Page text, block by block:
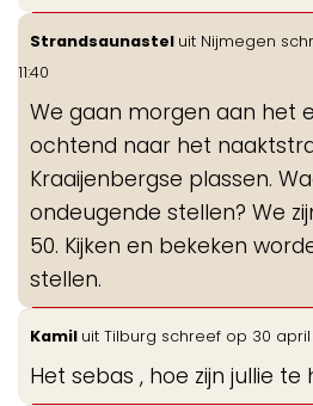
Strandsaunastel uit Nijmegen
11:40
We gaan morgen aan het
ochtend naar het
Kraaijenbergse plassen.
ondeugende stellen? We
50. Kijken en bekeken
stellen.
Kamil uit Tilburg schreef op 30
Het sebas , hoe zijn jullie te